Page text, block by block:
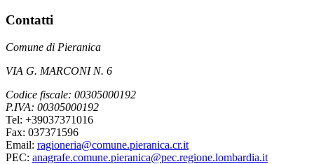
Contatti
Comune di Pieranica
VIA G. MARCONI N. 6
Codice fiscale: 00305000192
P.IVA: 00305000192
Tel: +39037371016
Fax: 037371596
Email: ragioneria@comune.pieranica.cr.it
PEC: anagrafe.comune.pieranica@pec.regione.lombardia.it